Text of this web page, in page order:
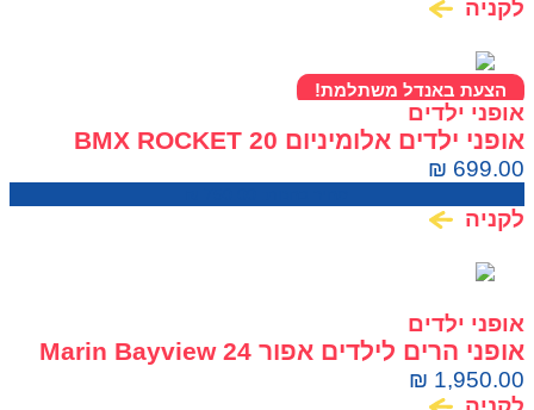
לקניה
הצעת באנדל משתלמת!
אופני ילדים
אופני ילדים אלומיניום BMX ROCKET 20
₪ 699.00
לקניה
אופני ילדים
אופני הרים לילדים אפור 24 Marin Bayview
Trail
₪ 1,950.00